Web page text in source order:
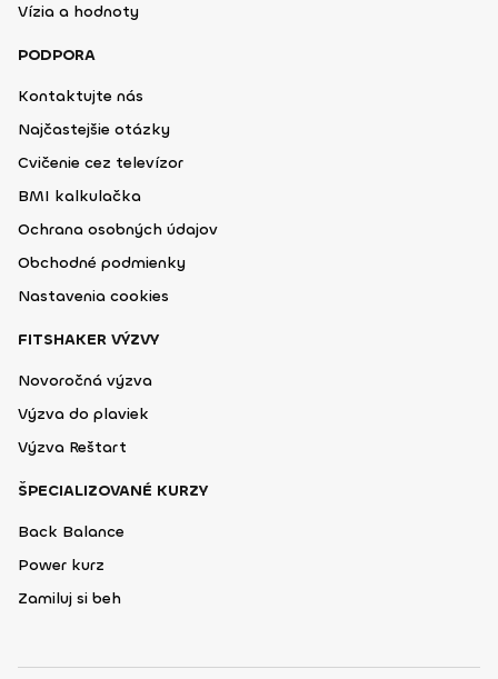
Vízia a hodnoty
PODPORA
Kontaktujte nás
Najčastejšie otázky
Cvičenie cez televízor
BMI kalkulačka
Ochrana osobných údajov
Obchodné podmienky
Nastavenia cookies
FITSHAKER VÝZVY
Novoročná výzva
Výzva do plaviek
Výzva Reštart
ŠPECIALIZOVANÉ KURZY
Back Balance
Power kurz
Zamiluj si beh